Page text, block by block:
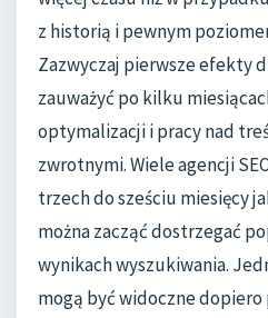
z historią i pewnym
Zazwyczaj pierwsze efekty
zauważyć po kilku
optymalizacji i pracy nad
zwrotnymi. Wiele agencji
trzech do sześciu miesięcy
można zacząć dostrzegać
wynikach wyszukiwania.
mogą być widoczne